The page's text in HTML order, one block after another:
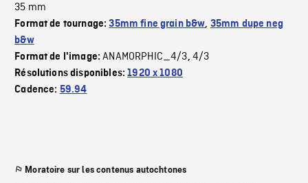
35 mm
Format de tournage:35mm fine grain b&w, 35mm dupe neg
b&w
Format de l'image:ANAMORPHIC_4/3, 4/3
Résolutions disponibles:1920 x 1080
Cadence: 59.94
Moratoire sur les contenus autochtones